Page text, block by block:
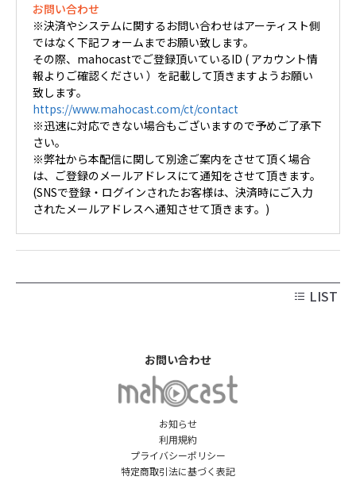
お問い合わせ
※決済やシステムに関するお問い合わせはアーティスト側
ではなく下記フォームまでお願い致します。
その際、mahocastでご登録頂いているID ( アカウント情
報よりご確認ください ）を記載して頂きますようお願い
致します。
https://www.mahocast.com/ct/contact
※迅速に対応できない場合もございますので予めご了承下
さい。
※弊社から本配信に関して別途ご案内をさせて頂く場合
は、ご登録のメールアドレスにて通知をさせて頂きます。
(SNSで登録・ログインされたお客様は、決済時にご入力
されたメールアドレスへ通知させて頂きます。)
LIST
お知らせ
利用規約
プライバシーポリシー
特定商取引法に基づく表記
お問い合わせ